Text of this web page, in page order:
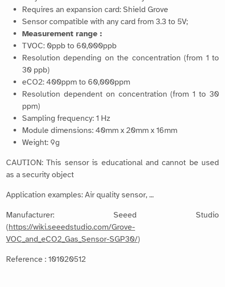
Requires an expansion card: Shield Grove
Sensor compatible with any card from 3.3 to 5V;
Measurement range :
TVOC: 0ppb to 60,000ppb
Resolution depending on the concentration (from 1 to
30 ppb)
eCO2: 400ppm to 60,000ppm
Resolution dependent on concentration (from 1 to 30
ppm)
Sampling frequency: 1 Hz
Module dimensions: 40mm x 20mm x 16mm
Weight: 9g
CAUTION: This sensor is educational and cannot be used
as a security object
Application examples: Air quality sensor, ...
Manufacturer: Seeed Studio
(https://wiki.seeedstudio.com/Grove-
VOC_and_eCO2_Gas_Sensor-SGP30/)
Reference : 101020512